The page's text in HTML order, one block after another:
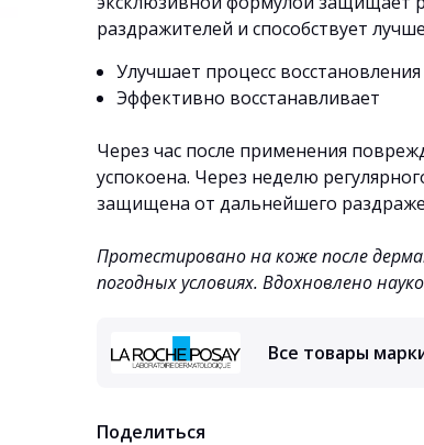
раздражителей и способствует
Улучшает процесс
Эффективно восстанавливает
Через час после применения
успокоена. Через неделю
защищена от дальнейшего
Протестировано на коже после
погодных условиях. Вдохновлено
Все товары
Поделиться